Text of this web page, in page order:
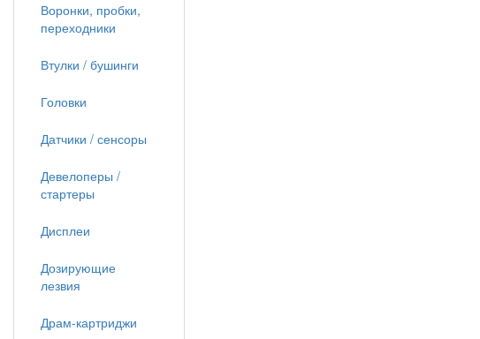
Воронки, пробки,
переходники
Втулки / бушинги
Головки
Датчики / сенсоры
Девелоперы /
стартеры
Дисплеи
Дозирующие
лезвия
Драм-картриджи